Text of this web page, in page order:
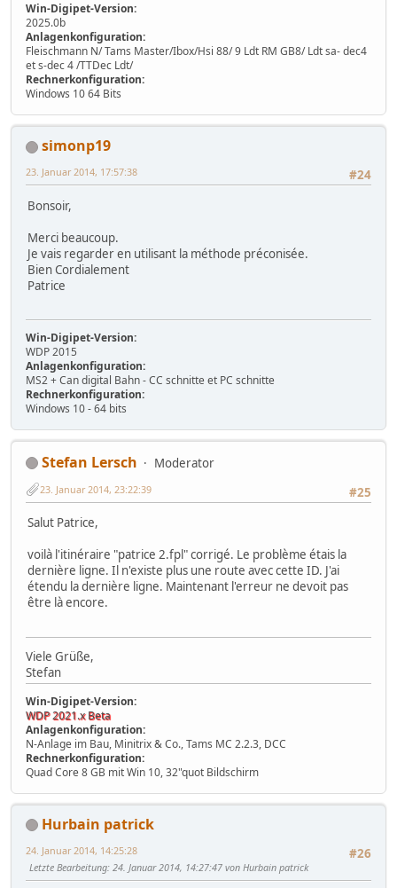
Win-Digipet-Version:
2025.0b
Anlagenkonfiguration:
Fleischmann N/ Tams Master/Ibox/Hsi 88/ 9 Ldt RM GB8/ Ldt sa- dec4
et s-dec 4 /TTDec Ldt/
Rechnerkonfiguration:
Windows 10 64 Bits
simonp19
#24
23. Januar 2014, 17:57:38
Bonsoir,
Merci beaucoup.
Je vais regarder en utilisant la méthode préconisée.
Bien Cordialement
Patrice
Win-Digipet-Version:
WDP 2015
Anlagenkonfiguration:
MS2 + Can digital Bahn - CC schnitte et PC schnitte
Rechnerkonfiguration:
Windows 10 - 64 bits
Stefan Lersch
Moderator
#25
23. Januar 2014, 23:22:39
Salut Patrice,
voilà l'itinéraire "patrice 2.fpl" corrigé. Le problème étais la
dernière ligne. Il n'existe plus une route avec cette ID. J'ai
étendu la dernière ligne. Maintenant l'erreur ne devoit pas
être là encore.
Viele Grüße,
Stefan
Win-Digipet-Version:
WDP 2021.x Beta
Anlagenkonfiguration:
N-Anlage im Bau, Minitrix & Co., Tams MC 2.2.3, DCC
Rechnerkonfiguration:
Quad Core 8 GB mit Win 10, 32"quot Bildschirm
Hurbain patrick
#26
24. Januar 2014, 14:25:28
Letzte Bearbeitung: 24. Januar 2014, 14:27:47 von Hurbain patrick